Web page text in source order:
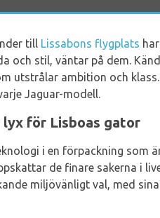
till Lissabons flygplats
och stil, väntar på dem.
utstrålar ambition och
Jaguar-modell.
lyx för Lisboas gator
i en förpackning som
de finare sakerna i
miljövänligt val, med